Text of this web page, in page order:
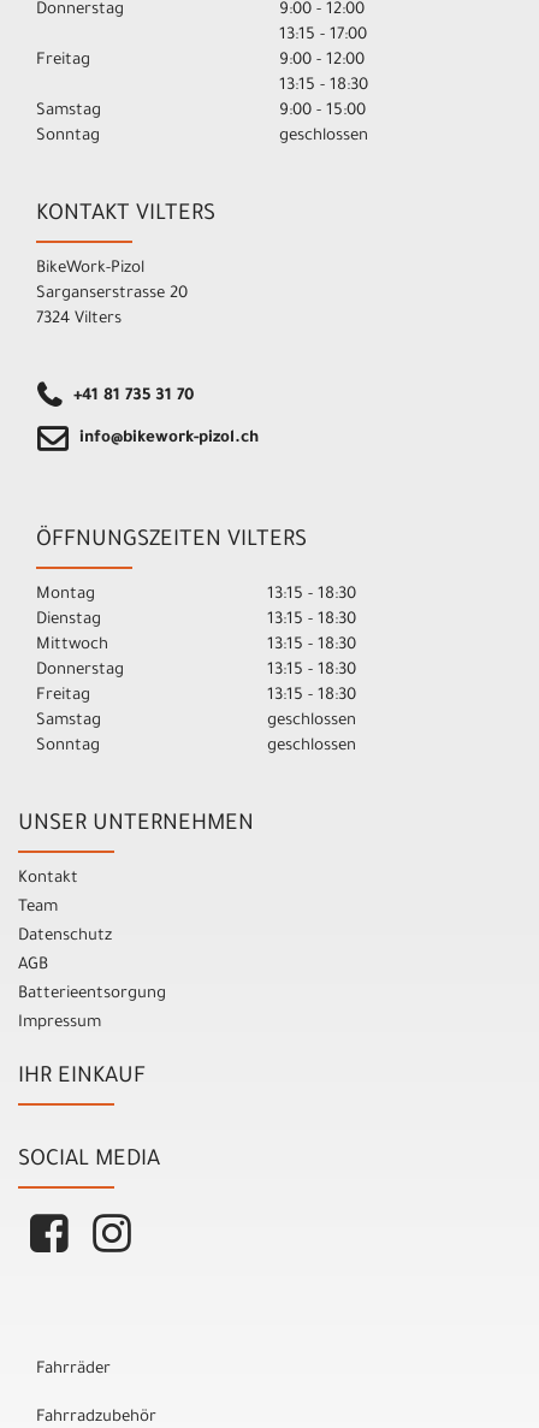
Donnerstag
9:00 - 12:00
13:15 - 17:00
Freitag
9:00 - 12:00
13:15 - 18:30
Samstag
9:00 - 15:00
Sonntag
geschlossen
KONTAKT VILTERS
BikeWork-Pizol
Sarganserstrasse 20
7324 Vilters
+41 81 735 31 70
info@bikework-pizol.ch
ÖFFNUNGSZEITEN VILTERS
Montag
13:15 - 18:30
Dienstag
13:15 - 18:30
Mittwoch
13:15 - 18:30
Donnerstag
13:15 - 18:30
Freitag
13:15 - 18:30
Samstag
geschlossen
Sonntag
geschlossen
UNSER UNTERNEHMEN
Kontakt
Team
Datenschutz
AGB
Batterieentsorgung
Impressum
IHR EINKAUF
SOCIAL MEDIA
Fahrräder
Fahrradzubehör